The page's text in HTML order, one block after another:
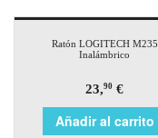
Ratón LOGITECH M235
Inalámbrico
23,90 €
Añadir al carrito